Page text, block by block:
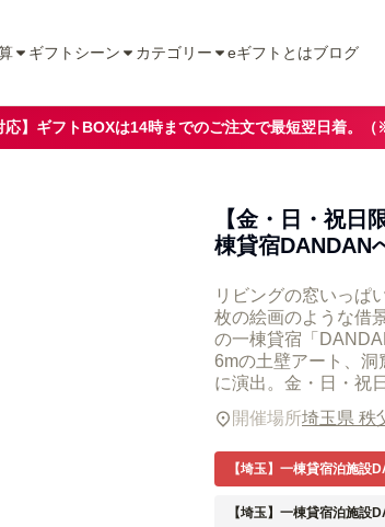
ギフトシーン カテゴリー eギフトとはブログ
応】ギフトBOXは14時までのご注文で最短翌日着。（
【金・日・祝日
棟貸宿DANDAN
リビングの窓いっぱ
枚の絵画のような借
の一棟貸宿「
6mの土壁アート、
に演出。金・日・祝
開催場所埼玉県 秩
【埼玉】一棟貸宿泊施設
【埼玉】一棟貸宿泊施設